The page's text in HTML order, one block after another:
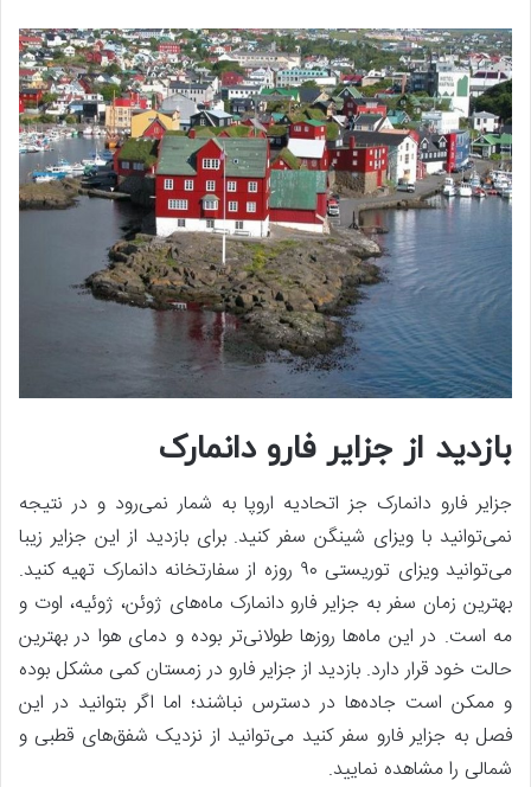
بازدید از جزایر فارو دانمارک
جزایر فارو دانمارک جز اتحادیه اروپا به شمار نمی‌رود و در نتیجه
نمی‌توانید با ویزای شینگن سفر کنید. برای بازدید از این جزایر زیبا
می‌توانید ویزای توریستی ۹۰ روزه از سفارتخانه دانمارک تهیه کنید.
بهترین زمان سفر به جزایر فارو دانمارک ماه‌های ژوئن، ژوئیه، اوت و
مه است. در این ماه‌ها روزها طولانی‌تر بوده و دمای هوا در بهترین
حالت خود قرار دارد. بازدید از جزایر فارو در زمستان کمی مشکل بوده
و ممکن است جاده‌ها در دسترس نباشند؛ اما اگر بتوانید در این
فصل به جزایر فارو سفر کنید می‌توانید از نزدیک شفق‌های قطبی و
شمالی را مشاهده نمایید.